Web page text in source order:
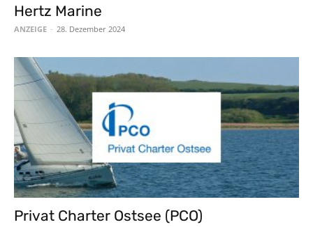
Hertz Marine
ANZEIGE - 28. Dezember 2024
Privat Charter Ostsee (PCO)